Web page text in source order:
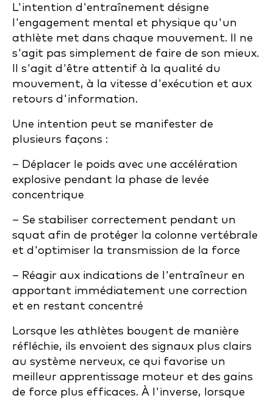
L'intention d'entraînement désigne
l'engagement mental et physique qu'un
athlète met dans chaque mouvement. Il ne
s'agit pas simplement de faire de son mieux.
Il s'agit d'être attentif à la qualité du
mouvement, à la vitesse d'exécution et aux
retours d'information.
Une intention peut se manifester de
plusieurs façons :
– Déplacer le poids avec une accélération
explosive pendant la phase de levée
concentrique
– Se stabiliser correctement pendant un
squat afin de protéger la colonne vertébrale
et d'optimiser la transmission de la force
– Réagir aux indications de l'entraîneur en
apportant immédiatement une correction
et en restant concentré
Lorsque les athlètes bougent de manière
réfléchie, ils envoient des signaux plus clairs
au système nerveux, ce qui favorise un
meilleur apprentissage moteur et des gains
de force plus efficaces. À l'inverse, lorsque